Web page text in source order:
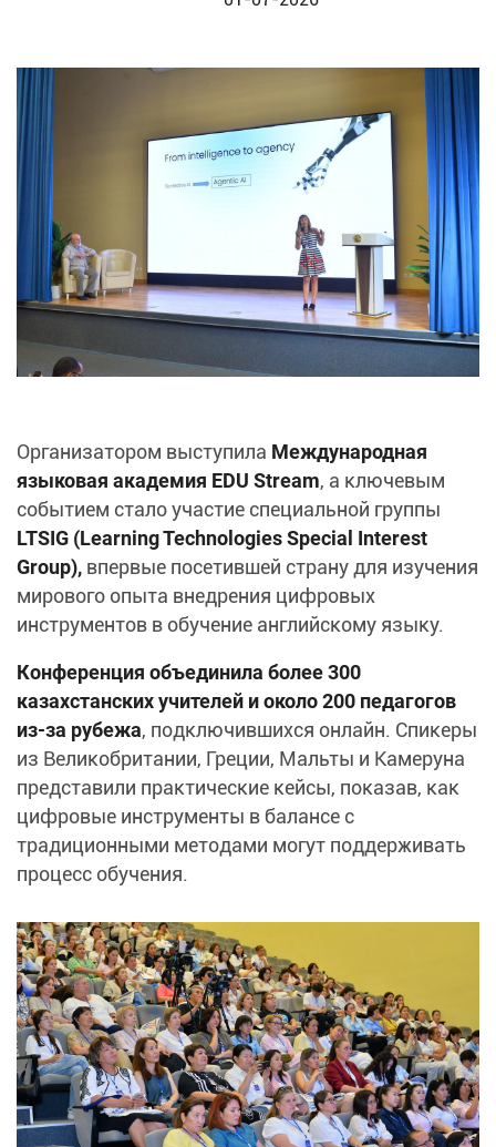
Организатором выступила Международная
языковая академия EDU Stream, а ключевым
событием стало участие специальной группы
LTSIG (Learning Technologies Special Interest
Group), впервые посетившей страну для изучения
мирового опыта внедрения цифровых
инструментов в обучение английскому языку.
Конференция объединила более 300
казахстанских учителей и около 200 педагогов
из-за рубежа, подключившихся онлайн. Спикеры
из Великобритании, Греции, Мальты и Камеруна
представили практические кейсы, показав, как
цифровые инструменты в балансе с
традиционными методами могут поддерживать
процесс обучения.